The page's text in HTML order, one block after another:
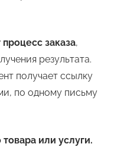
заказа,
результата.
получает ссылку
по одному письму
или услуги.